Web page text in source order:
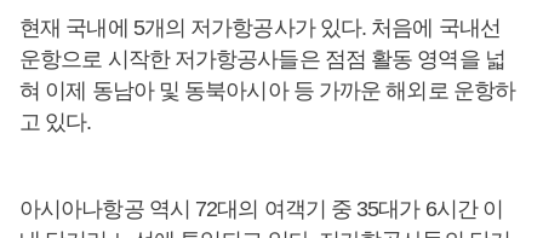
현재 국내에 5개의 저가항공사가 있다. 처음에 국내선
운항으로 시작한 저가항공사들은 점점 활동 영역을 넓
혀 이제 동남아 및 동북아시아 등 가까운 해외로 운항하
고 있다.
아시아나항공 역시 72대의 여객기 중 35대가 6시간 이